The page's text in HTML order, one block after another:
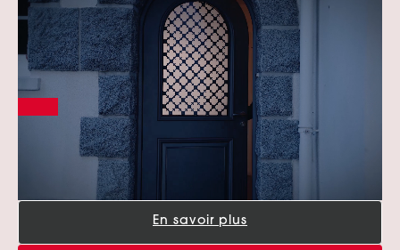
Portes d’entrée Mixte Bois / Alu
Portes d’entrée Bois
En savoir plus